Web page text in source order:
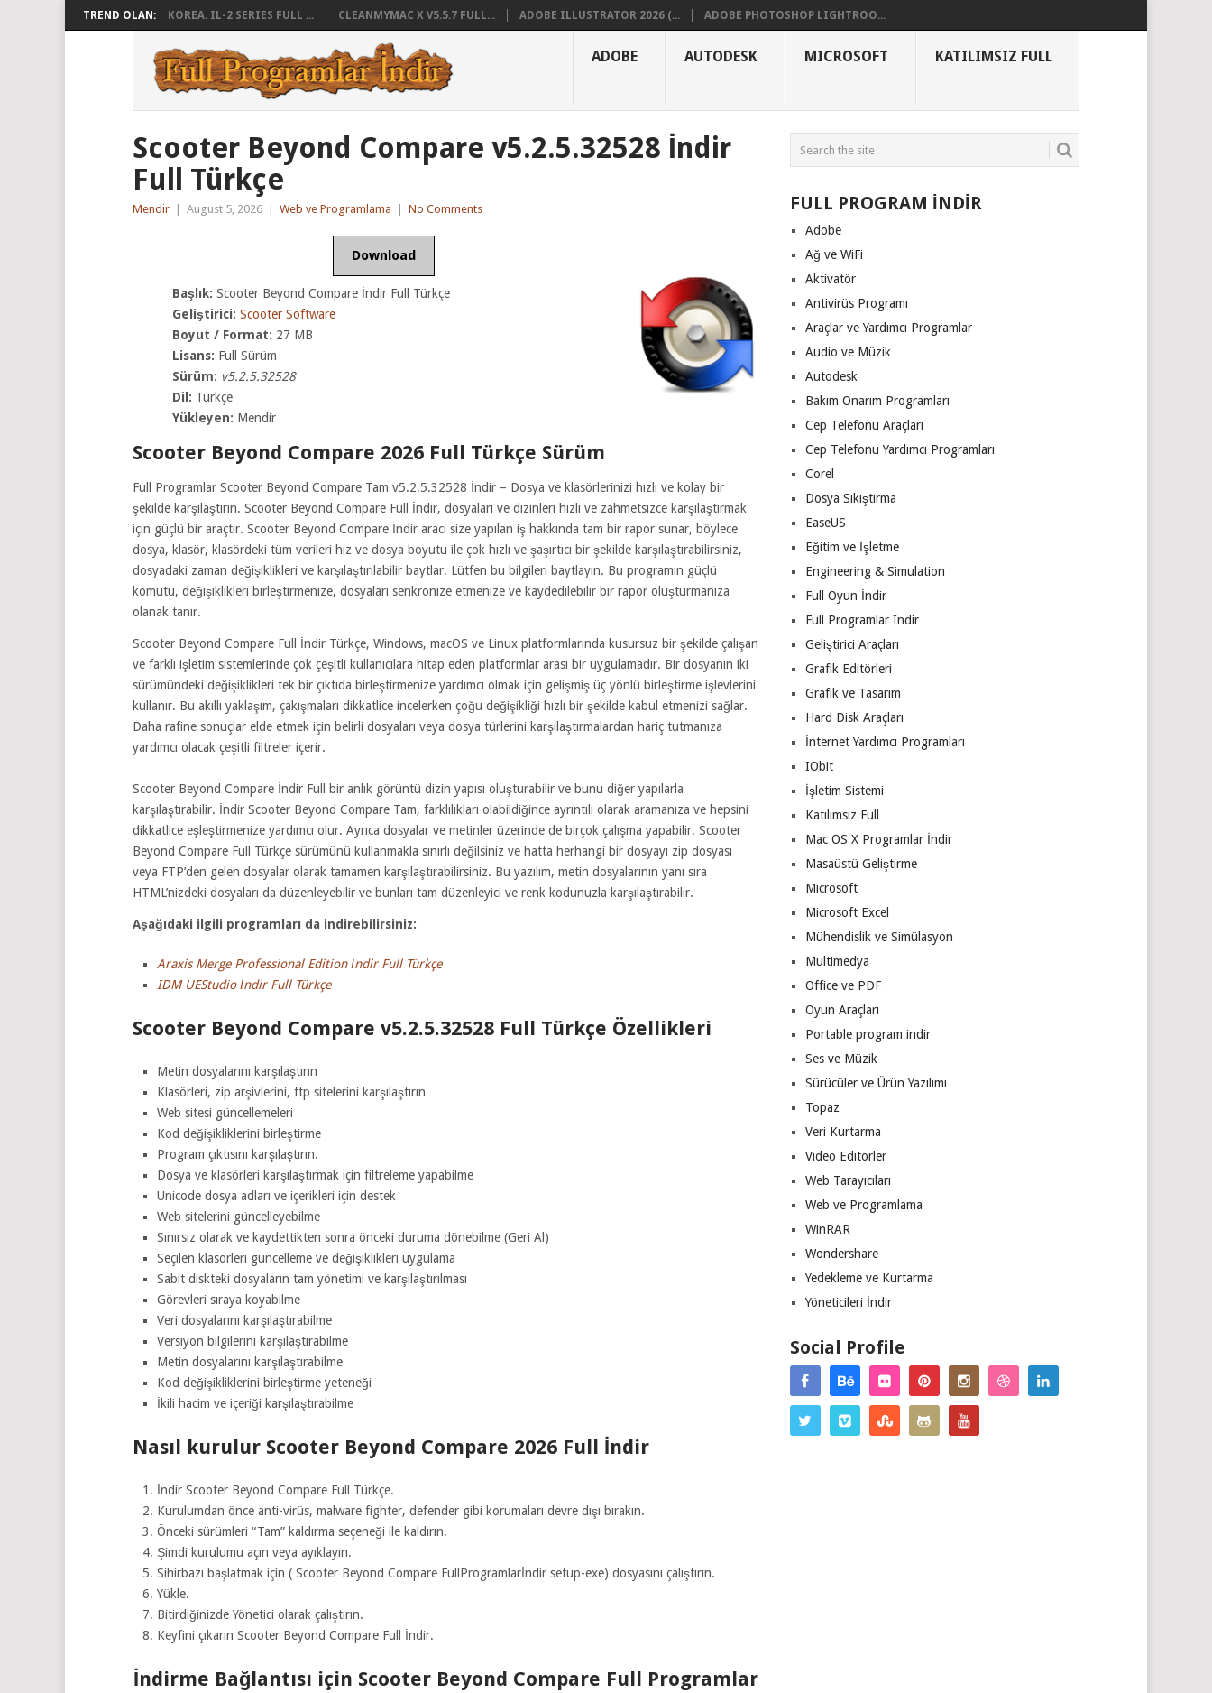
TREND OLAN: KOREA. IL-2 SERIES FULL ... CLEANMYMAC X V5.5.7 FULL... ADOBE ILLUSTRATOR 2026 (... ADOBE PHOTOSHOP LIGHTROO...
ADOBE AUTODESK MICROSOFT KATILIMSIZ FULL
Scooter Beyond Compare v5.2.5.32528 İndir
Full Türkçe
Mendir August 5, 2026 Web ve Programlama No Comments
Download
Başlık: Scooter Beyond Compare İndir Full Türkçe
Geliştirici: Scooter Software
Boyut / Format: 27 MB
Lisans: Full Sürüm
Sürüm: v5.2.5.32528
Dil: Türkçe
Yükleyen: Mendir
Scooter Beyond Compare 2026 Full Türkçe Sürüm
Full Programlar Scooter Beyond Compare Tam v5.2.5.32528 İndir – Dosya ve klasörlerinizi hızlı ve kolay bir
şekilde karşılaştırın. Scooter Beyond Compare Full İndir, dosyaları ve dizinleri hızlı ve zahmetsizce karşılaştırmak
için güçlü bir araçtır. Scooter Beyond Compare İndir aracı size yapılan iş hakkında tam bir rapor sunar, böylece
dosya, klasör, klasördeki tüm verileri hız ve dosya boyutu ile çok hızlı ve şaşırtıcı bir şekilde karşılaştırabilirsiniz,
dosyadaki zaman değişiklikleri ve karşılaştırılabilir baytlar. Lütfen bu bilgileri baytlayın. Bu programın güçlü
komutu, değişiklikleri birleştirmenize, dosyaları senkronize etmenize ve kaydedilebilir bir rapor oluşturmanıza
olanak tanır.
Scooter Beyond Compare Full İndir Türkçe, Windows, macOS ve Linux platformlarında kusursuz bir şekilde çalışan
ve farklı işletim sistemlerinde çok çeşitli kullanıcılara hitap eden platformlar arası bir uygulamadır. Bir dosyanın iki
sürümündeki değişiklikleri tek bir çıktıda birleştirmenize yardımcı olmak için gelişmiş üç yönlü birleştirme işlevlerini
kullanır. Bu akıllı yaklaşım, çakışmaları dikkatlice incelerken çoğu değişikliği hızlı bir şekilde kabul etmenizi sağlar.
Daha rafine sonuçlar elde etmek için belirli dosyaları veya dosya türlerini karşılaştırmalardan hariç tutmanıza
yardımcı olacak çeşitli filtreler içerir.
Scooter Beyond Compare İndir Full bir anlık görüntü dizin yapısı oluşturabilir ve bunu diğer yapılarla
karşılaştırabilir. İndir Scooter Beyond Compare Tam, farklılıkları olabildiğince ayrıntılı olarak aramanıza ve hepsini
dikkatlice eşleştirmenize yardımcı olur. Ayrıca dosyalar ve metinler üzerinde de birçok çalışma yapabilir. Scooter
Beyond Compare Full Türkçe sürümünü kullanmakla sınırlı değilsiniz ve hatta herhangi bir dosyayı zip dosyası
veya FTP’den gelen dosyalar olarak tamamen karşılaştırabilirsiniz. Bu yazılım, metin dosyalarının yanı sıra
HTML’nizdeki dosyaları da düzenleyebilir ve bunları tam düzenleyici ve renk kodunuzla karşılaştırabilir.
Aşağıdaki ilgili programları da indirebilirsiniz:
Araxis Merge Professional Edition İndir Full Türkçe
IDM UEStudio İndir Full Türkçe
Scooter Beyond Compare v5.2.5.32528 Full Türkçe Özellikleri
Metin dosyalarını karşılaştırın
Klasörleri, zip arşivlerini, ftp sitelerini karşılaştırın
Web sitesi güncellemeleri
Kod değişikliklerini birleştirme
Program çıktısını karşılaştırın.
Dosya ve klasörleri karşılaştırmak için filtreleme yapabilme
Unicode dosya adları ve içerikleri için destek
Web sitelerini güncelleyebilme
Sınırsız olarak ve kaydettikten sonra önceki duruma dönebilme (Geri Al)
Seçilen klasörleri güncelleme ve değişiklikleri uygulama
Sabit diskteki dosyaların tam yönetimi ve karşılaştırılması
Görevleri sıraya koyabilme
Veri dosyalarını karşılaştırabilme
Versiyon bilgilerini karşılaştırabilme
Metin dosyalarını karşılaştırabilme
Kod değişikliklerini birleştirme yeteneği
İkili hacim ve içeriği karşılaştırabilme
Nasıl kurulur Scooter Beyond Compare 2026 Full İndir
İndir Scooter Beyond Compare Full Türkçe.
Kurulumdan önce anti-virüs, malware fighter, defender gibi korumaları devre dışı bırakın.
Önceki sürümleri “Tam” kaldırma seçeneği ile kaldırın.
Şimdi kurulumu açın veya ayıklayın.
Sihirbazı başlatmak için ( Scooter Beyond Compare FullProgramlarİndir setup-exe) dosyasını çalıştırın.
Yükle.
Bitirdiğinizde Yönetici olarak çalıştırın.
Keyfini çıkarın Scooter Beyond Compare Full İndir.
İndirme Bağlantısı için Scooter Beyond Compare Full Programlar
FULL PROGRAM İNDİR
Adobe
Ağ ve WiFi
Aktivatör
Antivirüs Programı
Araçlar ve Yardımcı Programlar
Audio ve Müzik
Autodesk
Bakım Onarım Programları
Cep Telefonu Araçları
Cep Telefonu Yardımcı Programları
Corel
Dosya Sıkıştırma
EaseUS
Eğitim ve İşletme
Engineering & Simulation
Full Oyun İndir
Full Programlar Indir
Geliştirici Araçları
Grafik Editörleri
Grafik ve Tasarım
Hard Disk Araçları
İnternet Yardımcı Programları
IObit
İşletim Sistemi
Katılımsız Full
Mac OS X Programlar İndir
Masaüstü Geliştirme
Microsoft
Microsoft Excel
Mühendislik ve Simülasyon
Multimedya
Office ve PDF
Oyun Araçları
Portable program indir
Ses ve Müzik
Sürücüler ve Ürün Yazılımı
Topaz
Veri Kurtarma
Video Editörler
Web Tarayıcıları
Web ve Programlama
WinRAR
Wondershare
Yedekleme ve Kurtarma
Yöneticileri İndir
Social Profile